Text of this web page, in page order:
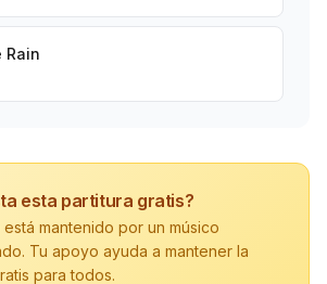
Rain
esta partitura gratis?
está mantenido por un músico
Tu apoyo ayuda a mantener la
para todos.